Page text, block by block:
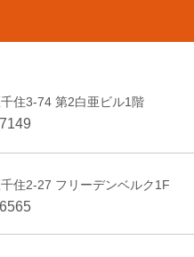
住3-74 第2白亜ビル1階
住2-27 フリーデンベルク1F